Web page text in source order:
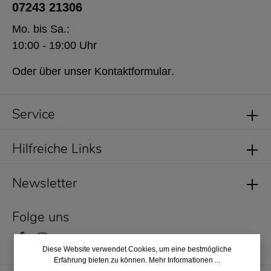
Service
Newsletter
Folge uns
07243 21306
Mo. bis Sa.:
10:00 - 19:00 Uhr
Oder über unser Kontaktformular.
Hilfreiche Links
Diese Website verwendet Cookies, um eine bestmögliche
Erfahrung bieten zu können. Mehr Informationen ...